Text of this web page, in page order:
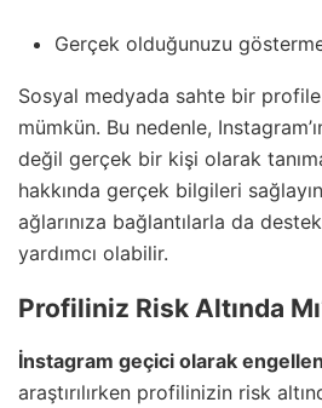
Gerçek olduğunuzu
Sosyal medyada sahte bir
mümkün. Bu nedenle,
değil gerçek bir kişi olarak
hakkında gerçek bilgileri
ağlarınıza bağlantılarla da
yardımcı olabilir.
Profiliniz Risk Altında
İnstagram geçici olarak
araştırılırken profilinizin risk